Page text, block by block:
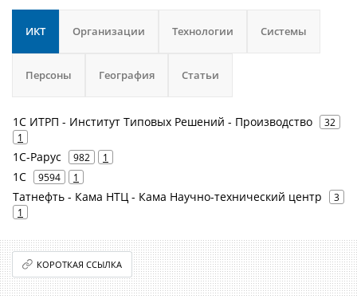
ИКТ Организации Технологии Системы
Персоны География Статьи
1С ИТРП - Институт Типовых Решений - Производство
32
1
1С-Рарус 982 1
1С 9594 1
Татнефть - Кама НТЦ - Кама Научно-технический центр
3
1
КОРОТКАЯ ССЫЛКА